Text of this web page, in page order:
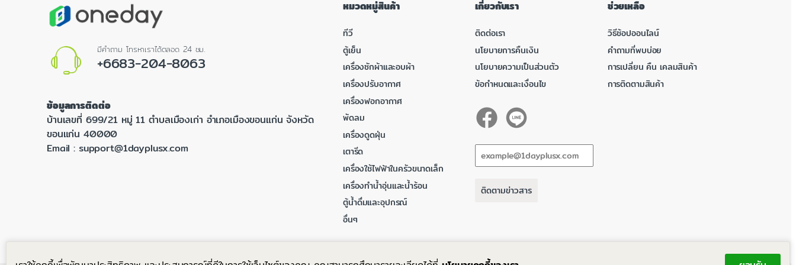
มีคำถาม โทรหาเราได้ตลอด 24 ชม.
+6683-204-8063
ข้อมูลการติดต่อ
บ้านเลขที่ 699/21 หมู่ 11 ตำบลเมืองเก่า อำเภอเมืองขอนแก่น จังหวัด
ขอนแก่น 40000
Email : support@1dayplusx.com
หมวดหมู่สินค้า
ทีวี
ตู้เย็น
เครื่องซักผ้าและอบผ้า
เครื่องปรับอากาศ
เครื่องฟอกอากาศ
พัดลม
เครื่องดูดฝุ่น
เตารีด
เครื่องใช้ไฟฟ้าในครัวขนาดเล็ก
เครื่องทำน้ำอุ่นและน้ำร้อน
ตู้น้ำดื่มและอุปกรณ์
อื่นๆ
เกี่ยวกับเรา
ติดต่อเรา
นโยบายการคืนเงิน
นโยบายความเป็นส่วนตัว
ข้อกำหนดและเงื่อนไข
ติดตามข่าวสาร
ช่วยเหลือ
วิธีช้อปออนไลน์
คำถามที่พบบ่อย
การเปลี่ยน คืน เคลมสินค้า
การติดตามสินค้า